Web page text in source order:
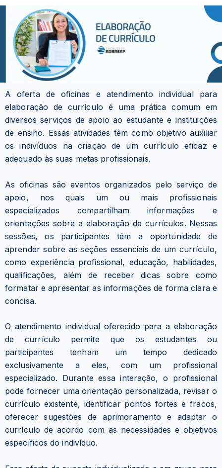
A oferta de oficinas e atendimento individual para
elaboração de currículo é uma prática comum em
diversos serviços de apoio ao estudante e instituições
de ensino. Essas atividades têm como objetivo auxiliar
os indivíduos na criação de um currículo eficaz e
adequado às suas metas profissionais.
As oficinas são eventos organizados pelo serviço de
apoio, nos quais um ou mais profissionais
especializados compartilham informações e
orientações sobre a elaboração de currículos. Nessas
sessões, os participantes têm a oportunidade de
aprender sobre as seções essenciais de um currículo,
como experiência profissional, educação, habilidades,
qualificações, além de receber dicas sobre como
formatar e apresentar as informações de forma clara e
concisa.
O atendimento individual oferecido para a elaboração
de currículo permite que os estudantes ou
participantes tenham um tempo dedicado
exclusivamente a eles, com um profissional
especializado. Durante essa interação, o profissional
pode fornecer uma orientação personalizada, revisar o
currículo existente, identificar pontos fortes e fracos,
oferecer sugestões de aprimoramento e adaptar o
currículo de acordo com as necessidades e objetivos
específicos do indivíduo.